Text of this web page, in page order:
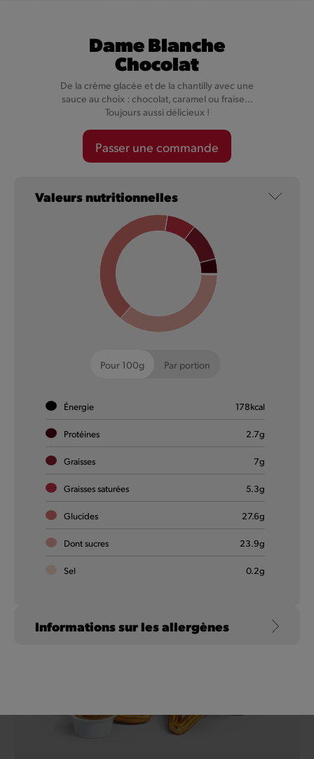
Crème de la Crème Biscoff®
🇧🇪 🫡 Goûte notre Crème de la Crème Biscoff® : une
plus de spéculoos Biscoff®. Prépare-toi à fondre de plaisir.
En savoir plus
NOUVEAU
Biscoff® Donut
🇧🇪 🫡 Goûte notre Biscoff® Donut. Plaisir pur garanti.
Dame Blanche
Chocolat
De la crème glacée et de la chantilly avec une
sauce au choix : chocolat, caramel ou fraise…
Toujours aussi délicieux !
Passer une commande
Valeurs nutritionnelles
Pour 100g Par portion
Énergie 178kcal
Protéines 2.7g
Graisses 7g
Graisses saturées 5.3g
Glucides 27.6g
Dont sucres 23.9g
Sel 0.2g
Informations sur les allergènes
Gluten